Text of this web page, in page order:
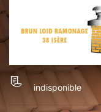
indisponible